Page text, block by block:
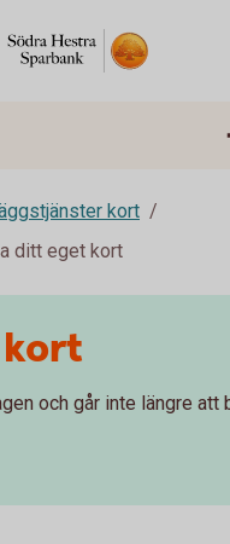
kort
ditt eget kort
och går inte längre att